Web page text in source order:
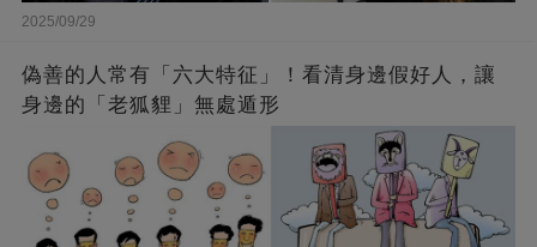
2025/09/29
偽善的人常有「六大特征」！看清身邊假好人，讓
身邊的「老狐貍」無處遁形​